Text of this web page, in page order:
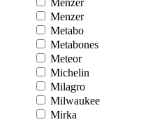
Menzer
Menzer
Metabo
Metabones
Meteor
Michelin
Milagro
Milwaukee
Mirka